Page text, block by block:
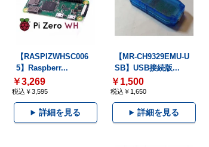
【RASPIZWHSC006
5】Raspberr...
￥3,269
税込￥3,595
詳細を見る
【MR-CH9329EMU-U
SB】USB接続版...
￥1,500
税込￥1,650
詳細を見る